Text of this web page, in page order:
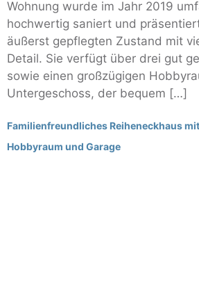
Wohnung wurde im Jahr 2019
hochwertig saniert und
äußerst gepflegten Zustand mit
Detail. Sie verfügt über drei gut
sowie einen großzügigen
Untergeschoss, der bequem […]
Familienfreundliches Reiheneckhaus
Hobbyraum und Garage